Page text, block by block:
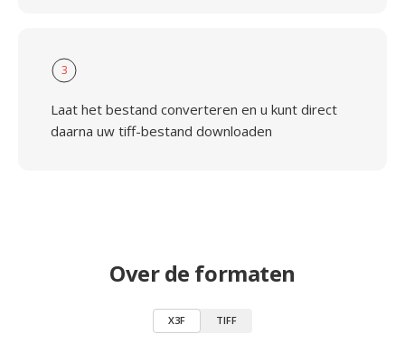
3
Laat het bestand converteren en u kunt direct
daarna uw tiff-bestand downloaden
Over de formaten
X3F TIFF